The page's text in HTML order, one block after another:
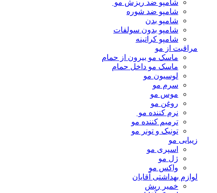
شامپو ضد ریزش مو
شامپو ضد شوره
شامپو بدن
شامپو بدون سولفات
شامپو کراتینه
مراقبت از مو
ماسک مو بیرون از حمام
ماسک مو داخل حمام
لوسیون مو
سرم مو
موس مو
روغن مو
نرم کننده مو
ترمیم کننده مو
تونیک و تونر مو
زیبایی مو
اسپری مو
ژل مو
واکس مو
لوازم بهداشتی آقایان
خمیر ریش